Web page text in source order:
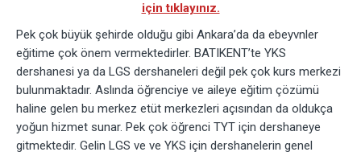
için tıklayınız.
Pek çok büyük şehirde olduğu gibi Ankara’da da ebeyvnler
eğitime çok önem vermektedirler. BATIKENT’te YKS
dershanesi ya da LGS dershaneleri değil pek çok kurs merkezi
bulunmaktadır. Aslında öğrenciye ve aileye eğitim çözümü
haline gelen bu merkez etüt merkezleri açısından da oldukça
yoğun hizmet sunar. Pek çok öğrenci TYT için dershaneye
gitmektedir. Gelin LGS ve ve YKS için dershanelerin genel